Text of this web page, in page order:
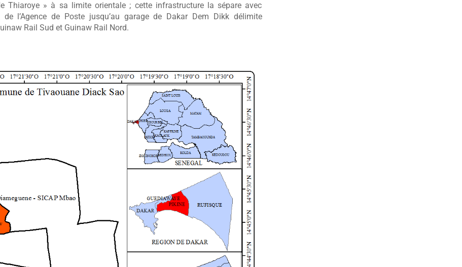
Thiaroye » à sa limite orientale ; cette infrastructure la sépare avec
de l’Agence de Poste jusqu’au garage de Dakar Dem Dikk délimite
Rail Sud et Guinaw Rail Nord.